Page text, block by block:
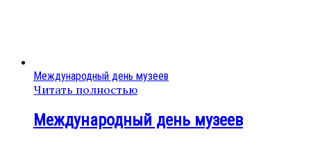
Международный день музеев
Читать полностью
Международный день музеев